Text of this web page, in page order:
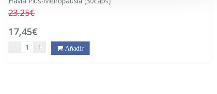
23.25€
17,45€
- + Añadir